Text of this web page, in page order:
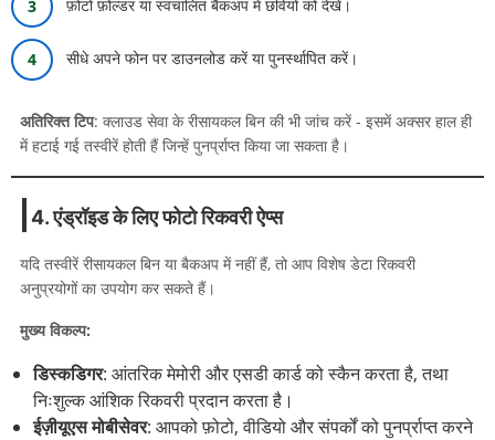
फ़ोटो फ़ोल्डर या स्वचालित बैकअप में छवियों को देखें।
सीधे अपने फोन पर डाउनलोड करें या पुनर्स्थापित करें।
अतिरिक्त टिप: क्लाउड सेवा के रीसायकल बिन की भी जांच करें - इसमें अक्सर हाल ही
में हटाई गई तस्वीरें होती हैं जिन्हें पुनर्प्राप्त किया जा सकता है।
4. एंड्रॉइड के लिए फोटो रिकवरी ऐप्स
यदि तस्वीरें रीसायकल बिन या बैकअप में नहीं हैं, तो आप विशेष डेटा रिकवरी
अनुप्रयोगों का उपयोग कर सकते हैं।
मुख्य विकल्प:
डिस्कडिगर: आंतरिक मेमोरी और एसडी कार्ड को स्कैन करता है, तथा
निःशुल्क आंशिक रिकवरी प्रदान करता है।
ईज़ीयूएस मोबीसेवर: आपको फ़ोटो, वीडियो और संपर्कों को पुनर्प्राप्त करने